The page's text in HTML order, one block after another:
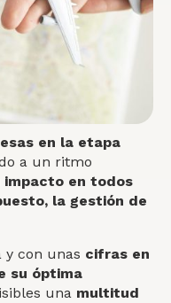
en la etapa
a un ritmo
impacto en todos
la gestión de
y con unas cifras en
su óptima
una multitud